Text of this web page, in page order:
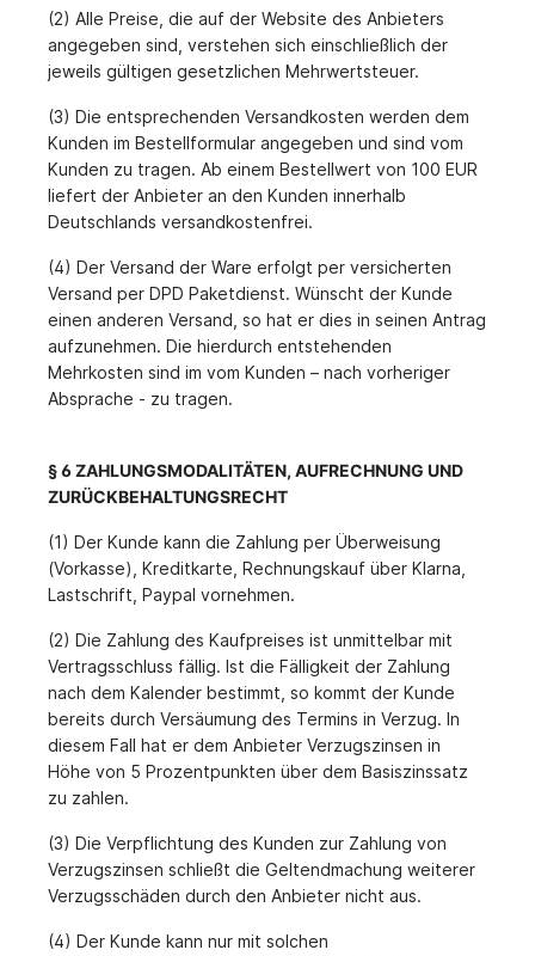
(2) Alle Preise, die auf der Website des Anbieters
angegeben sind, verstehen sich einschließlich der
jeweils gültigen gesetzlichen Mehrwertsteuer.
(3) Die entsprechenden Versandkosten werden dem
Kunden im Bestellformular angegeben und sind vom
Kunden zu tragen. Ab einem Bestellwert von 100 EUR
liefert der Anbieter an den Kunden innerhalb
Deutschlands versandkostenfrei.
(4) Der Versand der Ware erfolgt per versicherten
Versand per DPD Paketdienst. Wünscht der Kunde
einen anderen Versand, so hat er dies in seinen Antrag
aufzunehmen. Die hierdurch entstehenden
Mehrkosten sind im vom Kunden – nach vorheriger
Absprache - zu tragen.
§ 6 ZAHLUNGSMODALITÄTEN, AUFRECHNUNG UND
ZURÜCKBEHALTUNGSRECHT
(1) Der Kunde kann die Zahlung per Überweisung
(Vorkasse), Kreditkarte, Rechnungskauf über Klarna,
Lastschrift, Paypal vornehmen.
(2) Die Zahlung des Kaufpreises ist unmittelbar mit
Vertragsschluss fällig. Ist die Fälligkeit der Zahlung
nach dem Kalender bestimmt, so kommt der Kunde
bereits durch Versäumung des Termins in Verzug. In
diesem Fall hat er dem Anbieter Verzugszinsen in
Höhe von 5 Prozentpunkten über dem Basiszinssatz
zu zahlen.
(3) Die Verpflichtung des Kunden zur Zahlung von
Verzugszinsen schließt die Geltendmachung weiterer
Verzugsschäden durch den Anbieter nicht aus.
(4) Der Kunde kann nur mit solchen